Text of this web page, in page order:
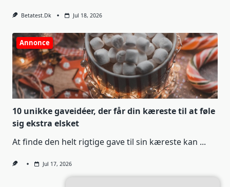
Betatest.dk Jul 18, 2026
Annonce
10 unikke gaveidéer, der får din kæreste til at føle
sig ekstra elsket
At finde den helt rigtige gave til sin kæreste kan ...
Jul 17, 2026